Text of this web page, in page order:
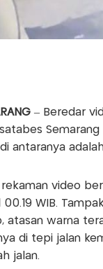
– Beredar
di antaranya
rekaman video
00.19 WIB.
atasan warna
di tepi jalan
jalan.